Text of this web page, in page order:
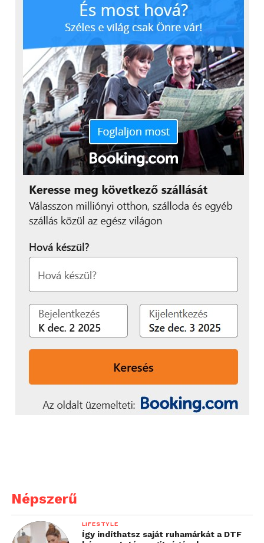
Népszerű
LIFESTYLE
Így indíthatsz saját ruhamárkát a DTF